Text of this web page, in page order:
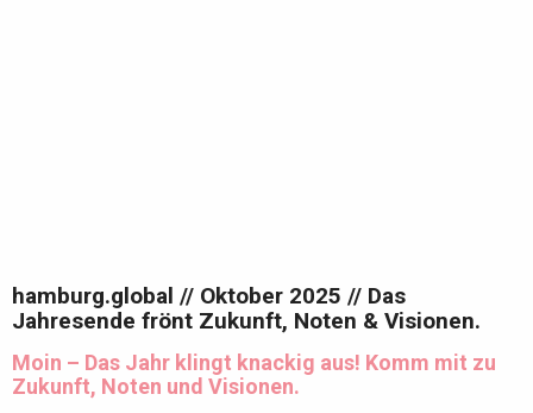
hamburg.global // Oktober 2025 // Das
Jahresende frönt Zukunft, Noten & Visionen.
Moin – Das Jahr klingt knackig aus! Komm mit zu
Zukunft, Noten und Visionen.